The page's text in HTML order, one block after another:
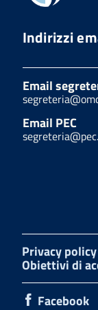
Indirizzi
Email
Email PEC
Privacy policy
Obiettivi di
Facebook